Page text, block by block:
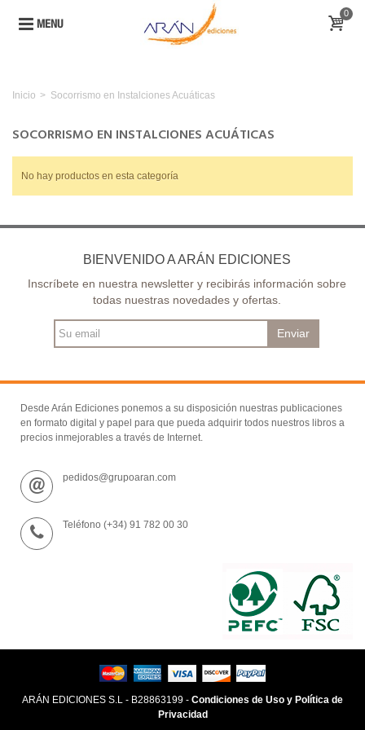
MENU
0
Inicio > Socorrismo en Instalciones Acuáticas
SOCORRISMO EN INSTALCIONES ACUÁTICAS
No hay productos en esta categoría
BIENVENIDO A ARÁN EDICIONES
Inscríbete en nuestra newsletter y recibirás información sobre
todas nuestras novedades y ofertas.
Enviar
Desde Arán Ediciones ponemos a su disposición nuestras publicaciones
en formato digital y papel para que pueda adquirir todos nuestros libros a
precios inmejorables a través de Internet.
pedidos@grupoaran.com
Teléfono (+34) 91 782 00 30
ARÁN EDICIONES S.L - B28863199 - Condiciones de Uso y Política de
Privacidad